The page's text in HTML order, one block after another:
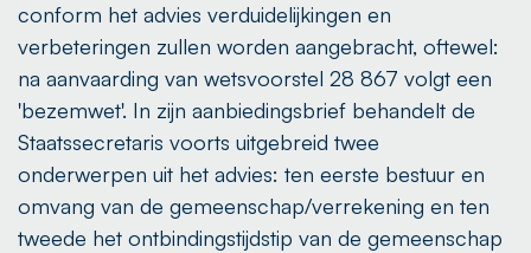
conform het advies verduidelijkingen en
verbeteringen zullen worden aangebracht, oftewel:
na aanvaarding van wetsvoorstel 28 867 volgt een
'bezemwet'. In zijn aanbiedingsbrief behandelt de
Staatssecretaris voorts uitgebreid twee
onderwerpen uit het advies: ten eerste bestuur en
omvang van de gemeenschap/verrekening en ten
tweede het ontbindingstijdstip van de gemeenschap